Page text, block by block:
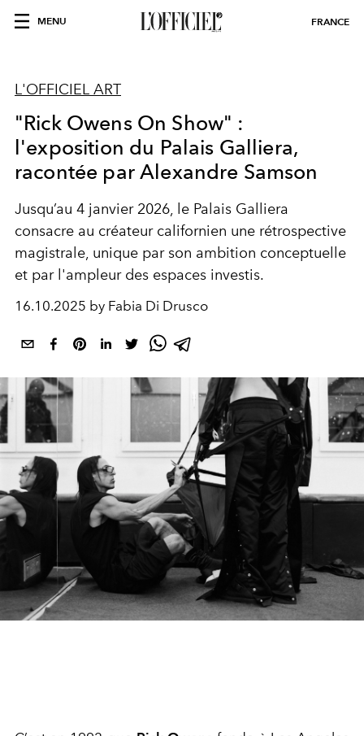
MENU FRANCE
L'OFFICIEL ART
"Rick Owens On Show" :
l'exposition du Palais Galliera,
racontée par Alexandre Samson
Jusqu’au 4 janvier 2026, le Palais Galliera
consacre au créateur californien une rétrospective
magistrale, unique par son ambition conceptuelle
et par l'ampleur des espaces investis.
16.10.2025 by Fabia Di Drusco